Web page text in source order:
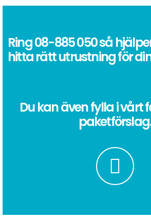
Ring08-885 050så
hitta rätt utrustning för
Du kan även fylla i vårt